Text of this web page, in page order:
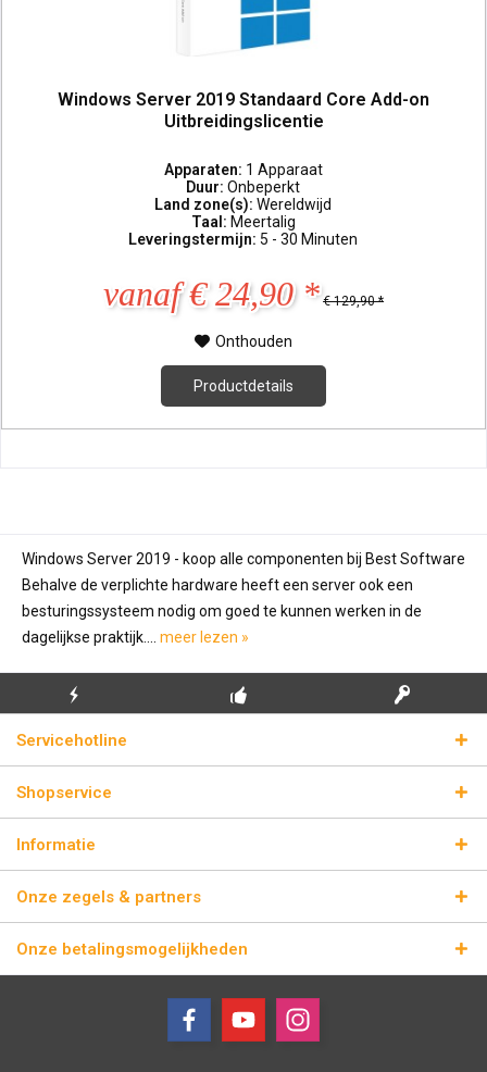
Windows Server 2019 Standaard Core Add-on
Uitbreidingslicentie
Apparaten: 1 Apparaat
Duur:Onbeperkt
Land zone(s):Wereldwijd
Taal: Meertalig
Leveringstermijn: 5 - 30 Minuten
vanaf € 24,90 * € 129,90 *
Onthouden
Productdetails
Windows Server 2019 - koop alle componenten bij Best Software
Behalve de verplichte hardware heeft een server ook een
besturingssysteem nodig om goed te kunnen werken in de
dagelijkse praktijk.... meer lezen »
BLIKSEMVERZENDING
LICENTIESLEUTELS
Servicehotline
Shopservice
Informatie
Onze zegels & partners
Onze betalingsmogelijkheden